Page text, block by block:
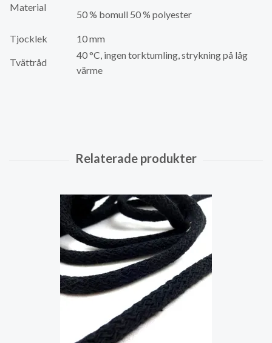
Material
50 % bomull 50 % polyester
Tjocklek 10 mm
Tvättråd
40 °C, ingen torktumling, strykning på låg
värme